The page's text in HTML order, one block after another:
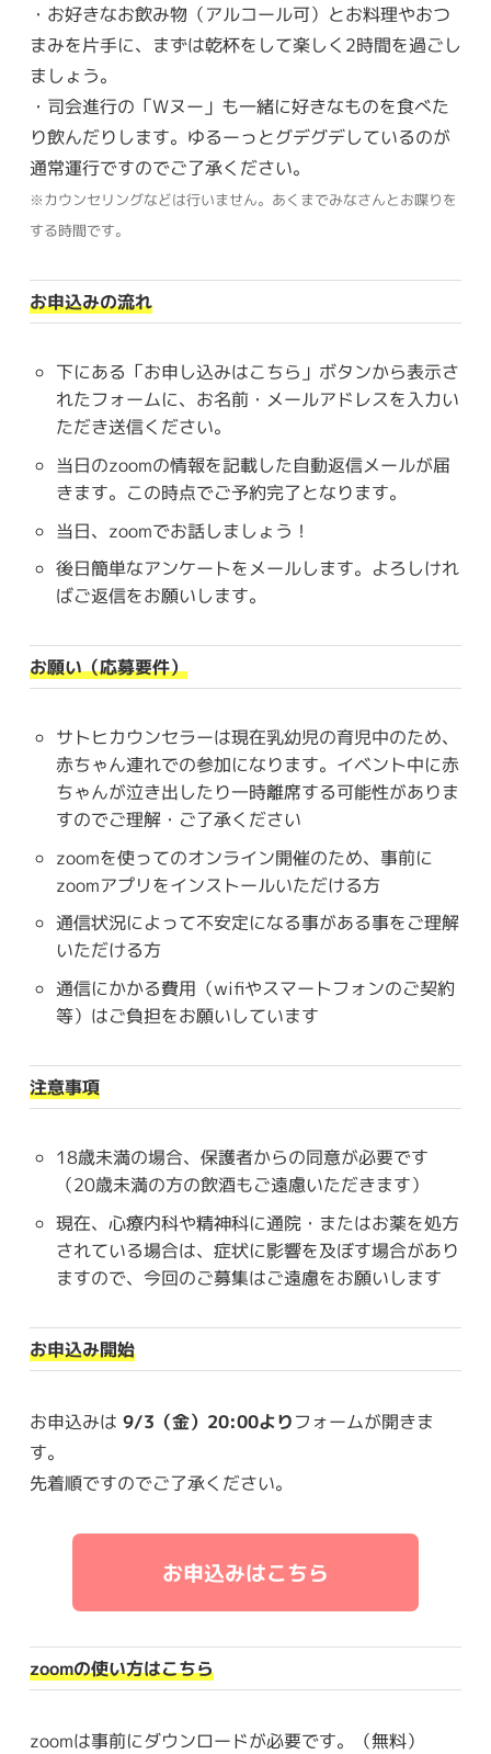
・お好きなお飲み物（アルコール可）とお料理やおつ
まみを片手に、まずは乾杯をして楽しく2時間を過ごし
ましょう。
・司会進行の「Wヌー」も一緒に好きなものを食べた
り飲んだりします。ゆるーっとグデグデしているのが
通常運行ですのでご了承ください。
※カウンセリングなどは行いません。あくまでみなさんとお喋りを
する時間です。
お申込みの流れ
下にある「お申し込みはこちら」ボタンから表示さ
れたフォームに、お名前・メールアドレスを入力い
ただき送信ください。
当日のzoomの情報を記載した自動返信メールが届
きます。この時点でご予約完了となります。
当日、zoomでお話しましょう！
後日簡単なアンケートをメールします。よろしけれ
ばご返信をお願いします。
お願い（応募要件）
サトヒカウンセラーは現在乳幼児の育児中のため、
赤ちゃん連れでの参加になります。イベント中に赤
ちゃんが泣き出したり一時離席する可能性がありま
すのでご理解・ご了承ください
zoomを使ってのオンライン開催のため、事前に
zoomアプリをインストールいただける方
通信状況によって不安定になる事がある事をご理解
いただける方
通信にかかる費用（wifiやスマートフォンのご契約
等）はご負担をお願いしています
注意事項
18歳未満の場合、保護者からの同意が必要です
（20歳未満の方の飲酒もご遠慮いただきます）
現在、心療内科や精神科に通院・またはお薬を処方
されている場合は、症状に影響を及ぼす場合があり
ますので、今回のご募集はご遠慮をお願いします
お申込み開始
お申込みは 9/3（金）20:00よりフォームが開きま
す。
先着順ですのでご了承ください。
お申込みはこちら
zoomの使い方はこちら
zoomは事前にダウンロードが必要です。（無料）